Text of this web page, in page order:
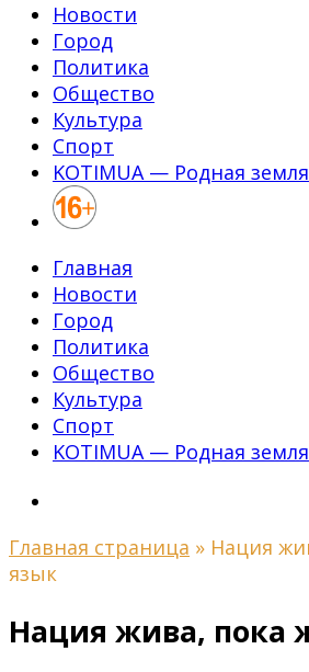
Новости
Город
Политика
Общество
Культура
Спорт
KOTIMUA — Родная земля
Главная
Новости
Город
Политика
Общество
Культура
Спорт
KOTIMUA — Родная земля
Главная страница » Нация
язык
Нация жива, пока